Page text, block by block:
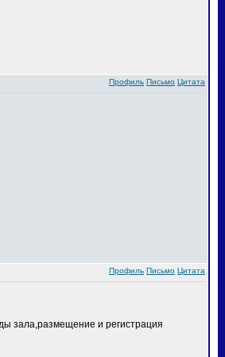
Профиль Письмо Цитата
Профиль Письмо Цитата
зала,размещение и регистрация